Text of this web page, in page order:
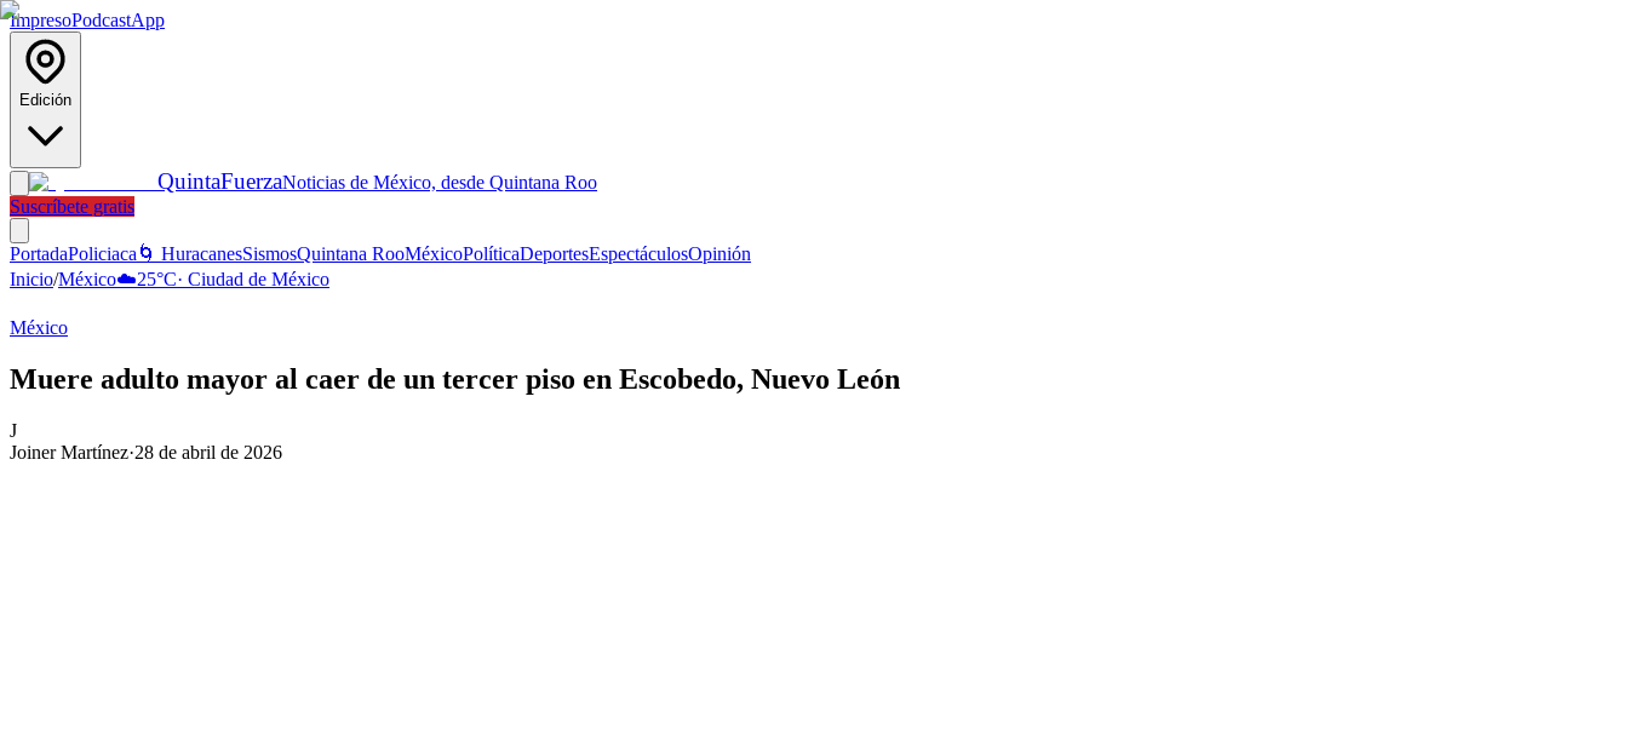
ImpresoPodcastApp
Edición
QuintaFuerzaNoticias de México, desde Quintana Roo
Suscríbete gratis
PortadaPoliciaca 🌀 HuracanesSismosQuintana RooMéxicoPolíticaDeportesEspectáculosOpinión
Inicio/México☁️25°C· Ciudad de México
México
Muere adulto mayor al caer de un tercer piso en Escobedo, Nuevo León
J
Joiner Martínez·28 de abril de 2026